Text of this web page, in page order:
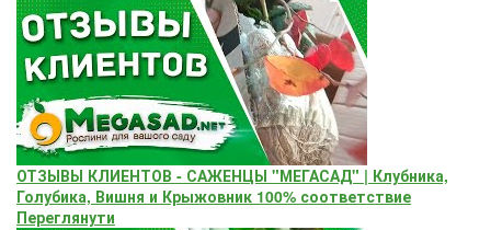
ОТЗЫВЫ КЛИЕНТОВ - САЖЕНЦЫ "МЕГАСАД" | Клубника,
Голубика, Вишня и Крыжовник 100% соответствие
Переглянути